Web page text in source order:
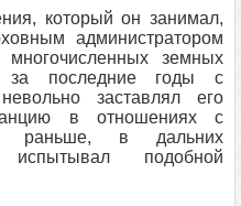
который он занимал,
администратором
земных
за последние годы с
заставлял его
в отношениях с
раньше, в дальних
подобной